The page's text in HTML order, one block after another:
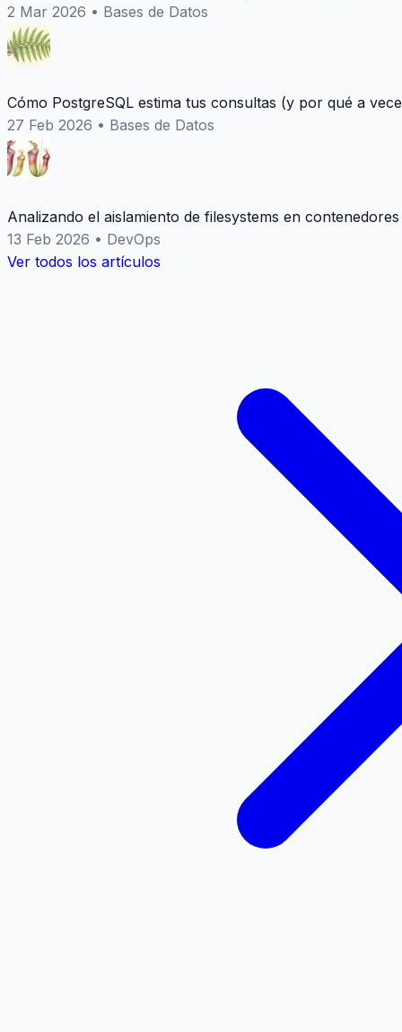
2 Mar 2026 • Bases de Datos
Cómo PostgreSQL estima tus consultas (y por qué a
27 Feb 2026 • Bases de Datos
Analizando el aislamiento de filesystems en
13 Feb 2026 • DevOps
Ver todos los artículos